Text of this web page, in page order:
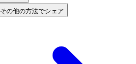
その他の方法でシェア